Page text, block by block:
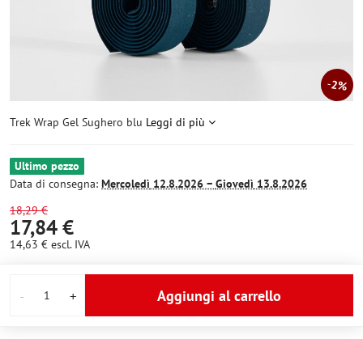
2%
Trek Wrap Gel Sughero blu Leggi di più
Ultimo pezzo
Data di consegna: Mercoledì 12.8.2026 − Giovedì 13.8.2026
18,29 €
17,84 €
14,63 € escl. IVA
Aggiungi al carrello